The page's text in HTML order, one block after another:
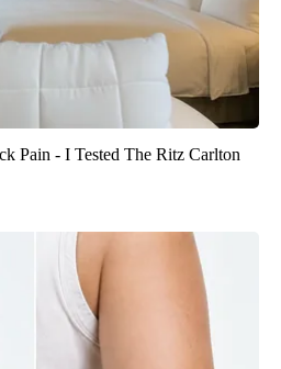
Pain - I Tested The Ritz Carlton